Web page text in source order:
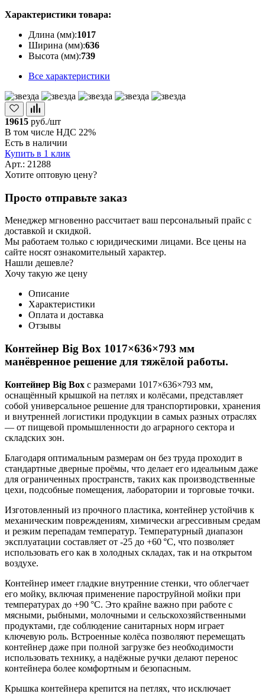
Характеристики товара:
Длина (мм):1017
Ширина (мм):636
Высота (мм):739
Все характеристики
19615 руб./шт
В том числе НДС 22%
Есть в наличии
Купить в 1 клик
Арт.: 21288
Хотите оптовую цену?
Просто отправьте заказ
Менеджер мгновенно рассчитает ваш персональный прайс с
доставкой и скидкой.
Мы работаем только с юридическими лицами. Все цены на
сайте носят ознакомительный характер.
Нашли дешевле?
Хочу такую же цену
Описание
Характеристики
Оплата и доставка
Отзывы
Контейнер Big Box 1017×636×793 мм
манёвренное решение для тяжёлой работы.
Контейнер Big Box с размерами 1017×636×793 мм,
оснащённый крышкой на петлях и колёсами, представляет
собой универсальное решение для транспортировки, хранения
и внутренней логистики продукции в самых разных отраслях
— от пищевой промышленности до аграрного сектора и
складских зон.
Благодаря оптимальным размерам он без труда проходит в
стандартные дверные проёмы, что делает его идеальным даже
для ограниченных пространств, таких как производственные
цехи, подсобные помещения, лаборатории и торговые точки.
Изготовленный из прочного пластика, контейнер устойчив к
механическим повреждениям, химически агрессивным средам
и резким перепадам температур. Температурный диапазон
эксплуатации составляет от -25 до +60 °C, что позволяет
использовать его как в холодных складах, так и на открытом
воздухе.
Контейнер имеет гладкие внутренние стенки, что облегчает
его мойку, включая применение пароструйной мойки при
температурах до +90 °C. Это крайне важно при работе с
мясными, рыбными, молочными и сельскохозяйственными
продуктами, где соблюдение санитарных норм играет
ключевую роль. Встроенные колёса позволяют перемещать
контейнер даже при полной загрузке без необходимости
использовать технику, а надёжные ручки делают перенос
контейнера более комфортным и безопасным.
Крышка контейнера крепится на петлях, что исключает